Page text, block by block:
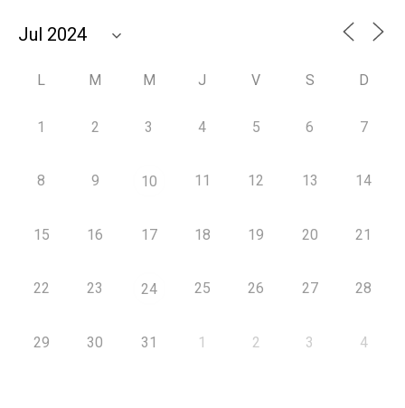
L M M J V S D
1 2 3 4 5 6 7
8 9 10 11 12 13 14
15 16 17 18 19 20 21
22 23 24 25 26 27 28
29 30 31 1 2 3 4